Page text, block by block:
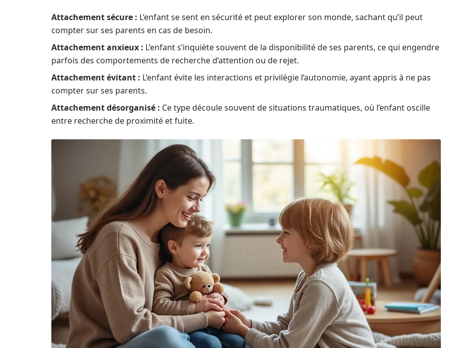
Attachement sécure : L’enfant se sent en sécurité et peut explorer son monde, sachant qu’il peut
compter sur ses parents en cas de besoin.
Attachement anxieux : L’enfant s’inquiète souvent de la disponibilité de ses parents, ce qui engendre
parfois des comportements de recherche d’attention ou de rejet.
Attachement évitant : L’enfant évite les interactions et privilégie l’autonomie, ayant appris à ne pas
compter sur ses parents.
Attachement désorganisé : Ce type découle souvent de situations traumatiques, où l’enfant oscille
entre recherche de proximité et fuite.